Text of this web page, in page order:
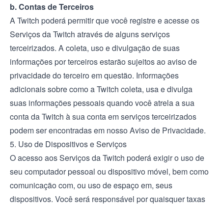
b. Contas de Terceiros
A Twitch poderá permitir que você registre e acesse os
Serviços da Twitch através de alguns serviços
terceirizados. A coleta, uso e divulgação de suas
informações por terceiros estarão sujeitos ao aviso de
privacidade do terceiro em questão. Informações
adicionais sobre como a Twitch coleta, usa e divulga
suas informações pessoais quando você atrela a sua
conta da Twitch à sua conta em serviços terceirizados
podem ser encontradas em nosso Aviso de Privacidade.
5. Uso de Dispositivos e Serviços
O acesso aos Serviços da Twitch poderá exigir o uso de
seu computador pessoal ou dispositivo móvel, bem como
comunicação com, ou uso de espaço em, seus
dispositivos. Você será responsável por quaisquer taxas